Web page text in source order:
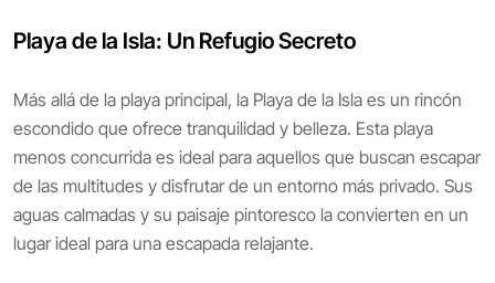
Playa de la Isla: Un Refugio Secreto
Más allá de la playa principal, la Playa de la Isla es un rincón
escondido que ofrece tranquilidad y belleza. Esta playa
menos concurrida es ideal para aquellos que buscan escapar
de las multitudes y disfrutar de un entorno más privado. Sus
aguas calmadas y su paisaje pintoresco la convierten en un
lugar ideal para una escapada relajante.